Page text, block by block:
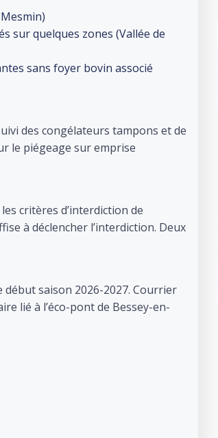
sur quelques zones (Vallée de
sans foyer bovin associé
des congélateurs tampons et de
le piégeage sur emprise
critères d’interdiction de
à déclencher l’interdiction. Deux
saison 2026-2027. Courrier
lié à l’éco-pont de Bessey-en-